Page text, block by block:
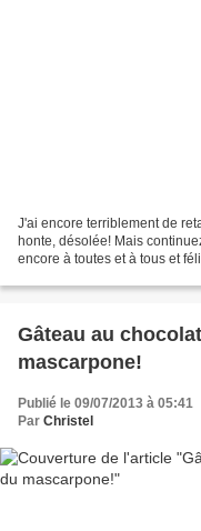
J'ai encore terriblement de
honte, désolée! Mais
encore à toutes et à tous et
Gâteau au
mascarpone!
Publié le 09/07/2013 à 05:41
Par Christel